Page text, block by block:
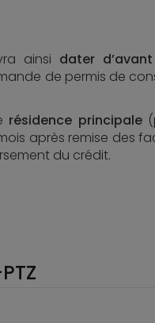
ainsi dater d’avant
de permis de
résidence principale
après remise des
du crédit.